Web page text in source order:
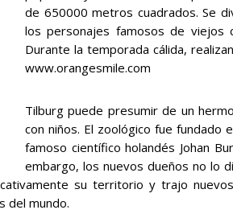
de 650000 metros cuadrados. Se
los personajes famosos de viejos
Durante la temporada cálida,
www.orangesmile.com
Tilburg puede presumir de un
con niños. El zoológico fue fundado
famoso científico holandés Johan
embargo, los nuevos dueños no lo
su territorio y trajo
del mundo.